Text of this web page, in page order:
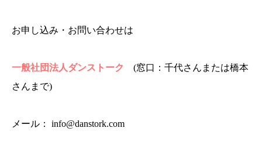
お申し込み・お問い合わせは
一般社団法人ダンストーク
(窓口：千代さんまたは橋本
さんまで)
メール： info@danstork.com